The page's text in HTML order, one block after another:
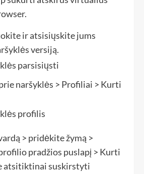
ir atsisiųskite jums
versiją.
naršyklės > Profiliai > Kurti
> pridėkite žymą >
pradžios puslapį > Kurti
atsitiktinai suskirstyti